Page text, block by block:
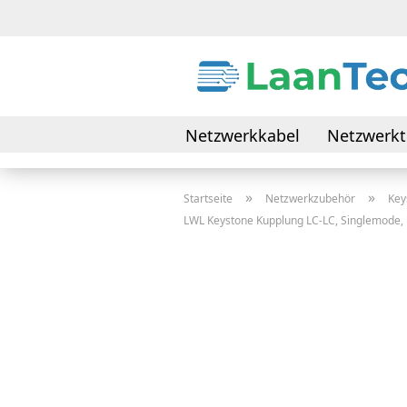
Netzwerkkabel
Daten- & Verbindungskabel
Startseite » Netzwerkzubehör »
LWL Keystone Kupplung LC-LC,